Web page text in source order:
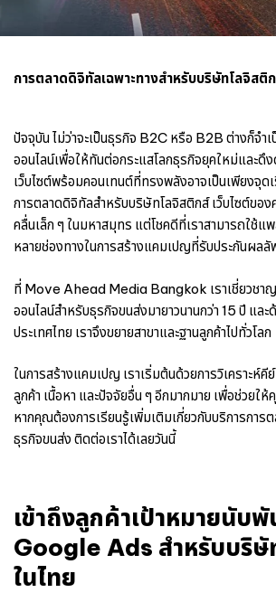
การตลาดดิจิทัลเฉพาะทางสำหรับบริษัทโลจิสติ
ปัจจุบัน ไม่ว่าจะเป็นธุรกิจ B2C หรือ B2B ต่างก็จำ
ออนไลน์เพื่อให้ทันต่อกระแสโลกธุรกิจยุคใหม่และดึ
เว็บไซต์พร้อมคอนเทนต์ที่ทรงพลังอาจเป็นเพียงจุด
การตลาดดิจิทัลสำหรับบริษัทโลจิสติกส์ เว็บไซต์ขอ
คลื่นเล็ก ๆ ในมหาสมุทร แต่โชคดีที่เราสามารถใช้
หลายช่องทางในการสร้างแคมเปญที่รับประกันผลลั
ที่ Move Ahead Media Bangkok เราเชี่ยวชาญ
ออนไลน์สำหรับธุรกิจขนส่งมายาวนานกว่า 15 ปี และ
ประเทศไทย เราจึงขยายสาขาและฐานลูกค้าไปทั่วโลก
ในการสร้างแคมเปญ เราเริ่มต้นด้วยการวิเคราะห์
ลูกค้า เนื้อหา และปัจจัยอื่น ๆ อีกมากมาย เพื่อช่วยใ
หากคุณต้องการเรียนรู้เพิ่มเติมเกี่ยวกับบริการการ
ธุรกิจขนส่ง ติดต่อเราได้เลยวันนี้
เข้าถึงลูกค้าเป้าหมายนับ
Google Ads สำหรับบริษั
ในไทย